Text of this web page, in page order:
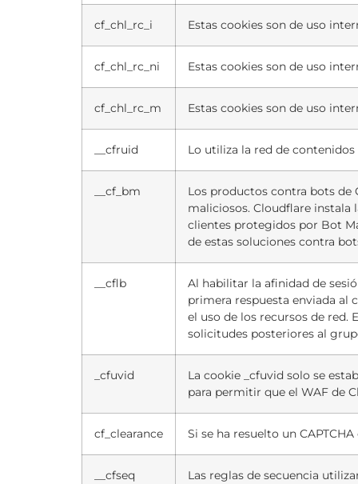
cf_chl_rc_i Estas cookies son de uso
cf_chl_rc_ni Estas cookies son de uso
cf_chl_rc_m Estas cookies son de uso
__cfruid Lo utiliza la red de
__cf_bm
Los productos contra bots
maliciosos. Cloudflare instala
clientes protegidos por Bot
de estas soluciones contra
__cflb
Al habilitar la afinidad de
primera respuesta enviada
el uso de los recursos de red.
solicitudes posteriores al
_cfuvid
La cookie _cfuvid solo se
para permitir que el WAF de
cf_clearance Si se ha resuelto un
__cfseq
Las reglas de secuencia